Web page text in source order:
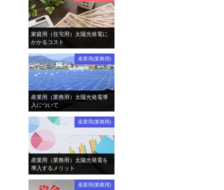
家庭用（住宅用）太陽光発電に
かかるコスト
産業用(業務用)
産業用（業務用）太陽光発電導
入について
産業用(業務用)
産業用（業務用）太陽光発電を
導入するメリット
産業用(業務用)